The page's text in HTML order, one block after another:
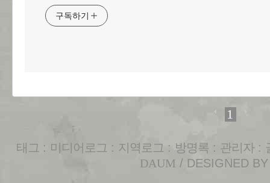
구독하기
1
태그 : 미디어로그 : 지역로그 : 방명록 : 관리자:
DAUM / DESIGNED